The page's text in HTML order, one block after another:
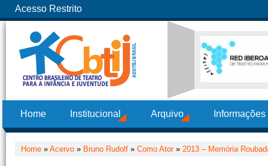
Acesso Restrito
Home Institucional Arquivo
Home » Acervo » Bruno Rudolf » Como Ator» 2013 – Memória